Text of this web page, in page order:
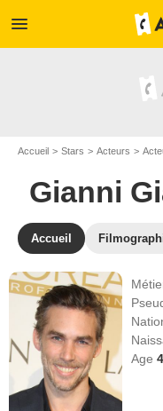
menu
Accueil Stars Acteurs
Gianni
Accueil
Age